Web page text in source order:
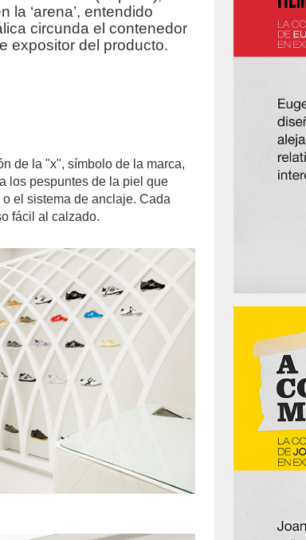
la ‘arena’, entendido
circunda el contenedor
expositor del producto.
de la "x", símbolo de la marca,
los pespuntes de la piel que
el sistema de anclaje. Cada
fácil al calzado.